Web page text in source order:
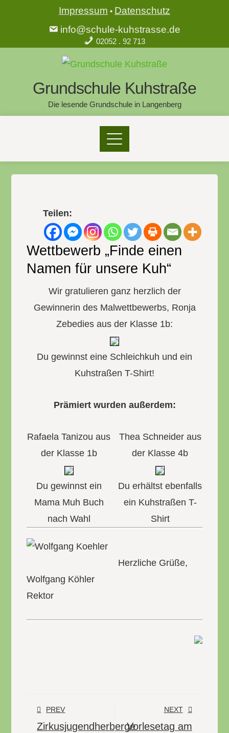
Impressum • Datenschutz
info@schule-kuhstrasse.de
02052 . 92 713
Grundschule Kuhstraße
Die lesende Grundschule in Langenberg
Teilen:
Wettbewerb „Finde einen
Namen für unsere Kuh“
Wir gratulieren ganz herzlich der
Gewinnerin des Malwettbewerbs, Ronja
Zebedies aus der Klasse 1b:
Du gewinnst eine Schleichkuh und ein
Kuhstraßen T-Shirt!
Prämiert wurden außerdem:
Rafaela Tanizou aus
der Klasse 1b
Du gewinnst ein
Mama Muh Buch
nach Wahl
Thea Schneider aus
der Klasse 4b
Du erhältst ebenfalls
ein Kuhstraßen T-
Shirt
Herzliche Grüße,
Wolfgang Köhler
Rektor
PREV
Zirkusjugendherberge
NEXT
Vorlesetag am